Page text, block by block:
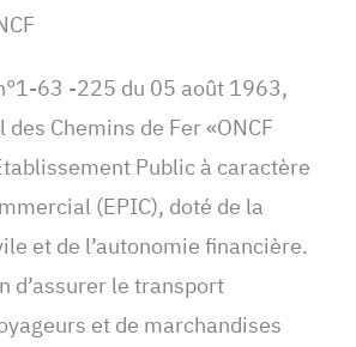
63 -225 du 05 août 1963,
Chemins de Fer «ONCF
Public à caractère
(EPIC), doté de la
et de l’autonomie financière.
d’assurer le transport
et de marchandises